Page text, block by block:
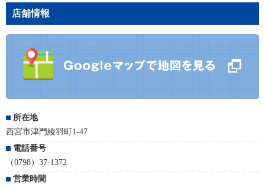
店舗情報
所在地
西宮市津門綾羽町1-47
電話番号
（0798）37-1372
営業時間